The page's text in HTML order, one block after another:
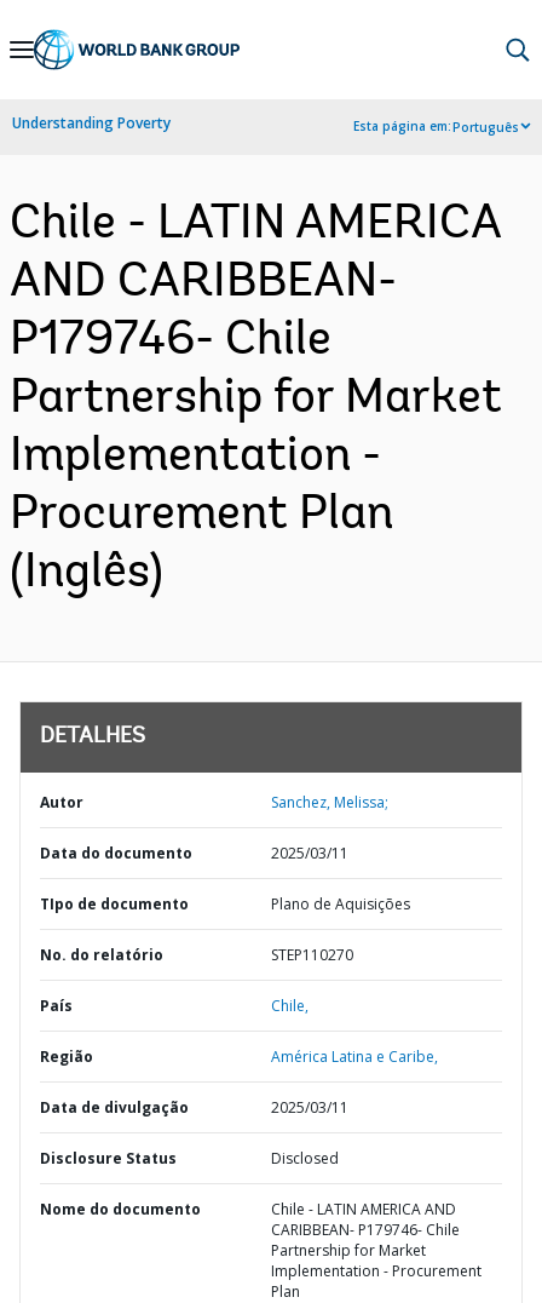
Skip
Navigation
Understanding Poverty Esta página em:Português
Chile - LATIN AMERICA
AND CARIBBEAN-
P179746- Chile
Partnership for Market
Implementation -
Procurement Plan
(Inglês)
DETALHES
Autor Sanchez, Melissa;
Data do documento 2025/03/11
TIpo de documento Plano de Aquisições
No. do relatório STEP110270
País Chile,
Região América Latina e Caribe,
Data de divulgação 2025/03/11
Disclosure Status Disclosed
Nome do documento
Chile - LATIN AMERICA AND
CARIBBEAN- P179746- Chile
Partnership for Market
Implementation - Procurement
Plan